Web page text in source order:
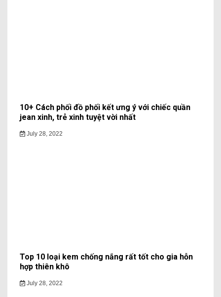
10+ Cách phối đồ phối kết ưng ý với chiếc quần
jean xinh, trẻ xinh tuyệt vời nhất
July 28, 2022
Top 10 loại kem chống nắng rất tốt cho gia hỗn
hợp thiên khô
July 28, 2022